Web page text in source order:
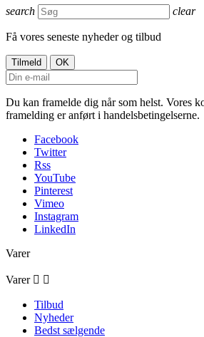
search clear
Få vores seneste nyheder og tilbud
Du kan framelde dig når som helst. Vores
framelding er anført i handelsbetingelserne.
Facebook
Twitter
Rss
YouTube
Pinterest
Vimeo
Instagram
LinkedIn
Varer
Varer  
Tilbud
Nyheder
Bedst sælgende